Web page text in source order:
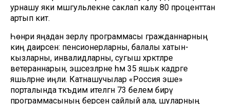
урнашу яки мәшгульлекне саклап калу 80 проценттан
артып китә.
Һөнәри яңадан әзерләү программасы гражданнарның
киң даирәсен: пенсионерларны, балалы хатын-
кызларны, инвалидларны, сугыш хәрәкәтләре
ветераннарын, эшсезләрне һәм 35 яшькә кадәрге
яшьләрне иңли. Катнашучылар «Россия эше»
порталында тәкъдим ителгән 73 белем бирү
программасының берсен сайлый ала, шуларның